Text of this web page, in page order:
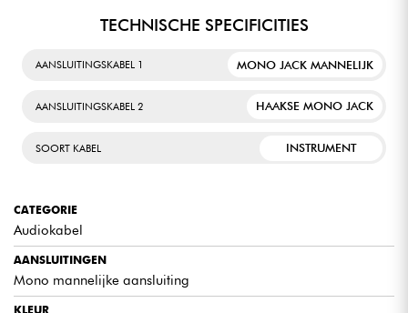
TECHNISCHE SPECIFICITIES
AANSLUITINGSKABEL 1 MONO JACK MANNELIJK
AANSLUITINGSKABEL 2 HAAKSE MONO JACK
SOORT KABEL INSTRUMENT
CATEGORIE
Audiokabel
AANSLUITINGEN
Mono mannelijke aansluiting
KLEUR